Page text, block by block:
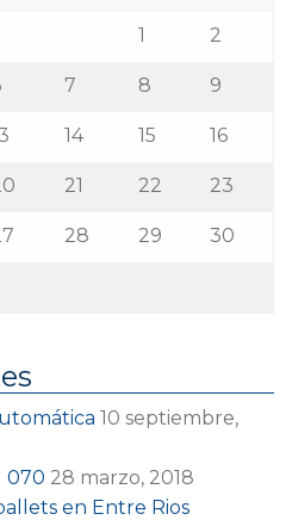
1 2
7 8 9
14 15 16
21 22 23
28 29 30
10 septiembre,
070 28 marzo, 2018
en Entre Rios